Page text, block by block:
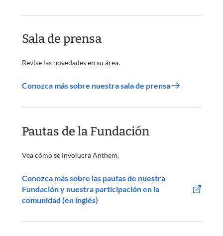
Sala de prensa
Revise las novedades en su área.
Conozca más sobre nuestra sala de prensa
Pautas de la Fundación
Vea cómo se involucra Anthem.
Conozca más sobre las pautas de nuestra
Fundación y nuestra participación en la
comunidad (en inglés)